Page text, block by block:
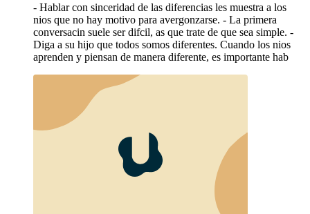
- Hablar con sinceridad de las diferencias les muestra a los
nios que no hay motivo para avergonzarse. - La primera
conversacin suele ser difcil, as que trate de que sea simple. -
Diga a su hijo que todos somos diferentes. Cuando los nios
aprenden y piensan de manera diferente, es importante hab